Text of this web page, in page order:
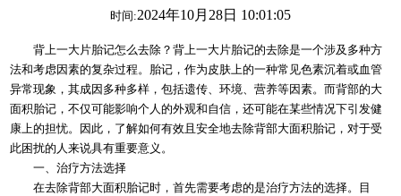
时间:2024年10月28日 10:01:05
背上一大片胎记怎么去除？背上一大片胎记的去除是一个涉及多种方
法和考虑因素的复杂过程。胎记，作为皮肤上的一种常见色素沉着或血管
异常现象，其成因多种多样，包括遗传、环境、营养等因素。而背部的大
面积胎记，不仅可能影响个人的外观和自信，还可能在某些情况下引发健
康上的担忧。因此，了解如何有效且安全地去除背部大面积胎记，对于受
此困扰的人来说具有重要意义。
一、治疗方法选择
在去除背部大面积胎记时，首先需要考虑的是治疗方法的选择。目